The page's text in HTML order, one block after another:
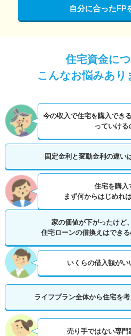
自分に合ったFP
住宅資金に
こんなお悩みあり
今の収入で住宅を購入できる
っていける
固定金利と変動金利の違い
住宅を購入
まず何からはじめれ
家の価値が下がったけど、
住宅ローンの借換えはできる
いくらの借入額が
ライフプラン全体から住宅を
売り手ではない専門